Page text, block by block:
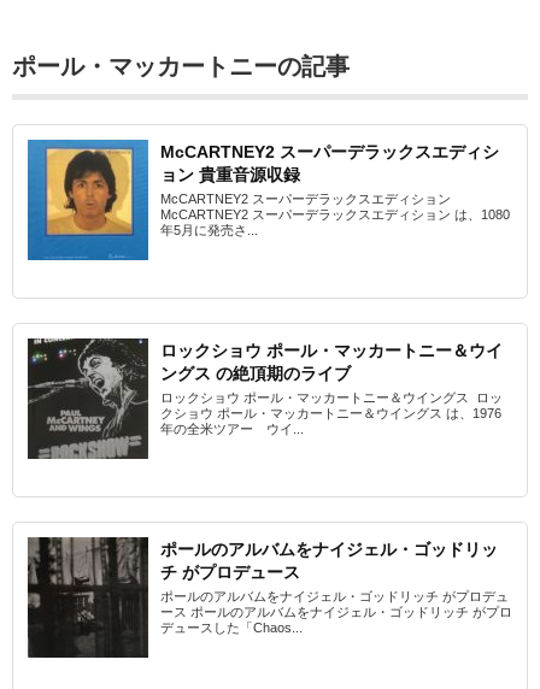
ポール・マッカートニーの記事
McCARTNEY2 スーパーデラックスエディシ
ョン 貴重音源収録
McCARTNEY2 スーパーデラックスエディション
McCARTNEY2 スーパーデラックスエディション は、1080
年5月に発売さ...
ロックショウ ポール・マッカートニー＆ウイ
ングス の絶頂期のライブ
ロックショウ ポール・マッカートニー＆ウイングス ロッ
クショウ ポール・マッカートニー＆ウイングス は、1976
年の全米ツアー ウイ...
ポールのアルバムをナイジェル・ゴッドリッ
チ がプロデュース
ポールのアルバムをナイジェル・ゴッドリッチ がプロデュ
ース ポールのアルバムをナイジェル・ゴッドリッチ がプロ
デュースした「Chaos...